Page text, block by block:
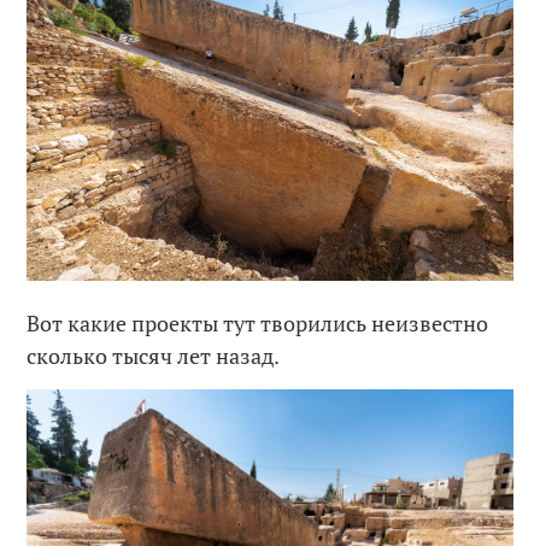
Вот какие проекты тут творились неизвестно
сколько тысяч лет назад.